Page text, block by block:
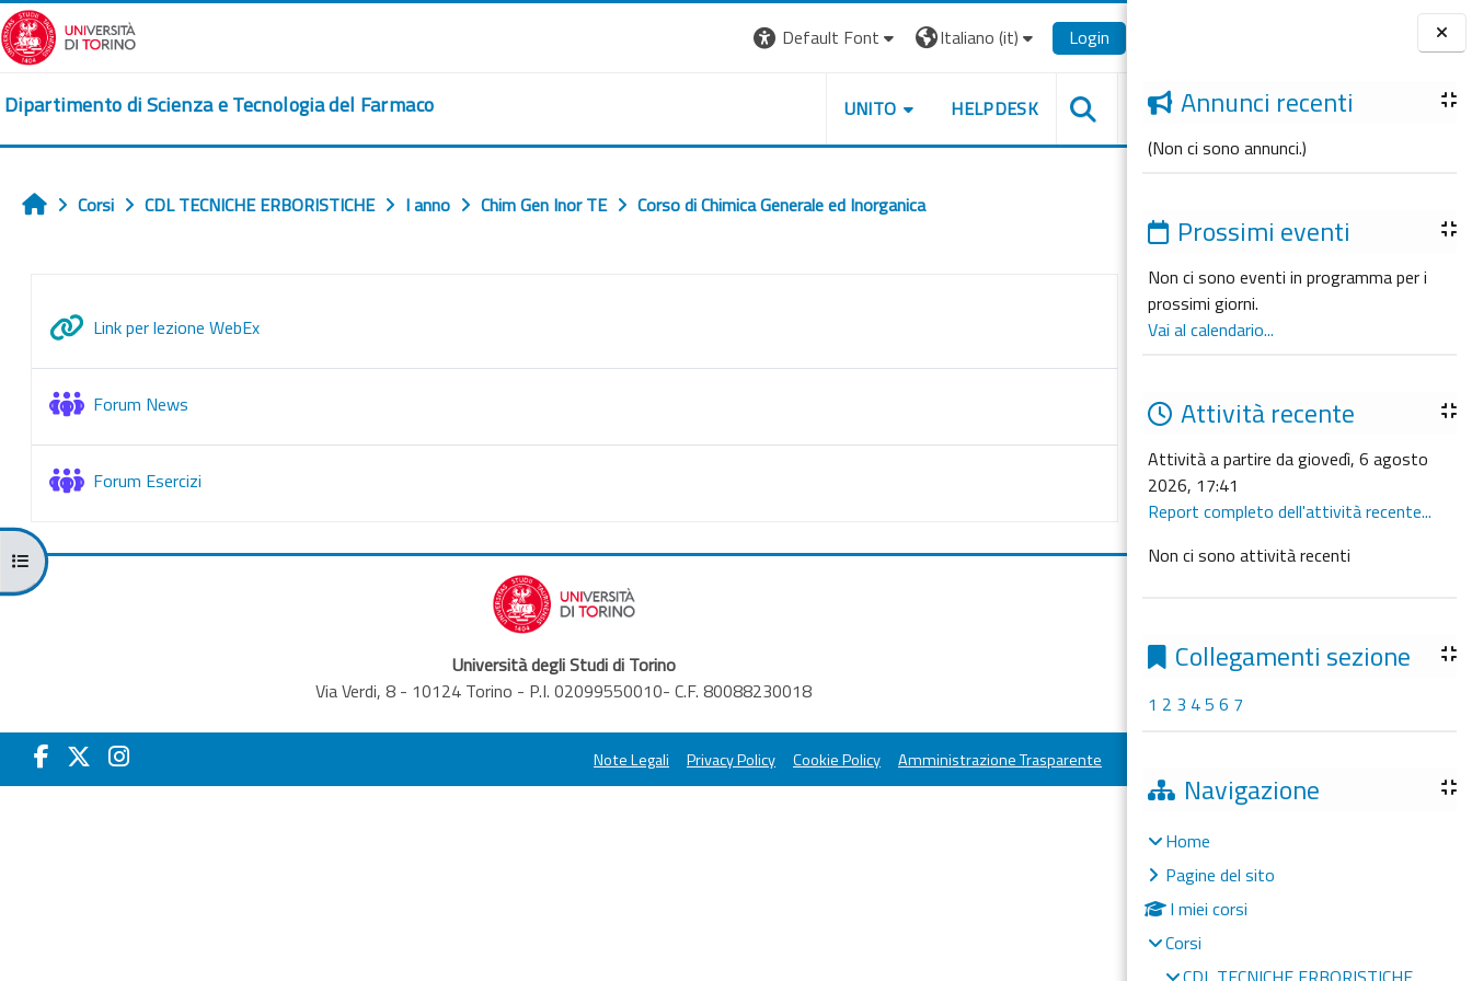
Vai al contenuto principale
Blocchi
Annunci recenti
(Non ci sono annunci.)
Prossimi eventi
Non ci sono eventi in programma per i
prossimi giorni.
Vai al calendario...
Attività recente
Attività a partire da giovedì, 6 agosto
2026, 17:41
Report completo dell'attività recente...
Non ci sono attività recenti
Collegamenti sezione
1 2 3 45 6 7
Navigazione
Home
Pagine del sito
I miei corsi
Corsi
Default Font Italiano ‎(it)‎ Login
Dipartimento di Scienza e Tecnologia del Farmaco UNITO HELPDESK
Apri indice del corso
Home
Corsi CDL TECNICHE ERBORISTICHE I anno Chim Gen Inor TE Corso di Chimica Generale ed Inorganica
Link per lezione WebExURL
Forum News
Forum Esercizi
Università degli Studi di Torino
Via Verdi, 8 - 10124 Torino - P.I. 02099550010- C.F. 80088230018
Note Legali Privacy Policy Cookie Policy Amministrazione Trasparente